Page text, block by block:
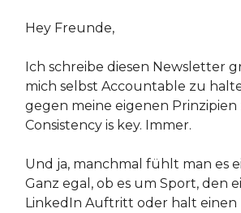
Hey Freunde,
Ich schreibe diesen Newsletter
mich selbst Accountable zu
gegen meine eigenen Prinzipien
Consistency is key. Immer.
Und ja, manchmal fühlt man es
Ganz egal, ob es um Sport, den
LinkedIn Auftritt oder halt